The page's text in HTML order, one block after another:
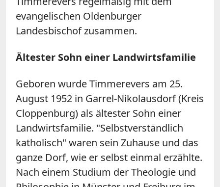
evangelischen Oldenburger
Landesbischof zusammen.
Ältester Sohn einer Landwirtsfamilie
Geboren wurde Timmerevers am 25.
August 1952 in Garrel-Nikolausdorf (Kreis
Cloppenburg) als ältester Sohn einer
Landwirtsfamilie. "Selbstverständlich
katholisch" waren sein Zuhause und das
ganze Dorf, wie er selbst einmal erzählte.
Nach einem Studium der Theologie und